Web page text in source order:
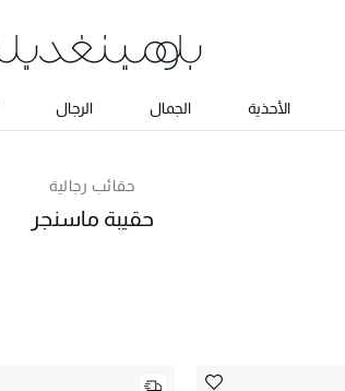
الأحذية الجمال الرجال
حقائب رجالية
حقيبة ماسنجر